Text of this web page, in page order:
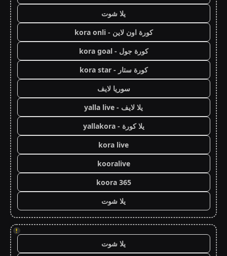
يلا شوت
كورة اون لاين - kora onli
كورة جول - kora goal
كورة ستار - kora star
سوريا لايف
يلا لايف - yalla live
يلا كورة - yallakora
kora live
kooralive
koora 365
يلا شوت
!
يلا شوت